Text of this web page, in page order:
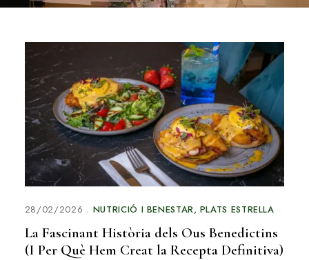
28/02/2026 NUTRICIÓ I BENESTAR PLATS ESTRELLA
La Fascinant Història dels Ous Benedictins
(I Per Què Hem Creat la Recepta Definitiva)